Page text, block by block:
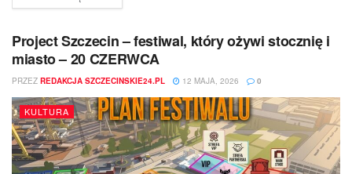
Project Szczecin – festiwal, który ożywi stocznię i
miasto – 20 CZERWCA
PRZEZ REDAKCJA SZCZECINSKIE24.PL 12 MAJA, 2026 0
KULTURA